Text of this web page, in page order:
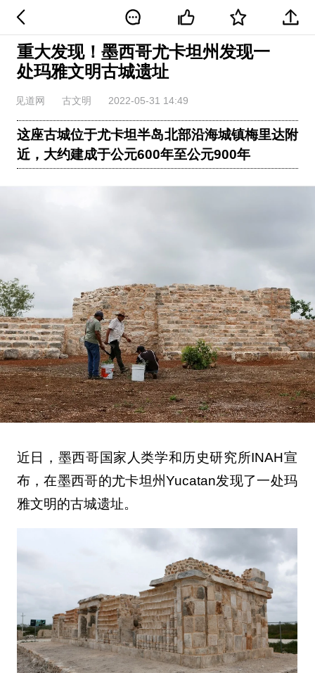
重大发现！墨西哥尤卡坦州发现一
处玛雅文明古城遗址
见道网 古文明 2022-05-31 14:49
这座古城位于尤卡坦半岛北部沿海城镇梅里达附
近，大约建成于公元600年至公元900年
近日，墨西哥国家人类学和历史研究所INAH宣
布，在墨西哥的尤卡坦州Yucatan发现了一处玛
雅文明的古城遗址。